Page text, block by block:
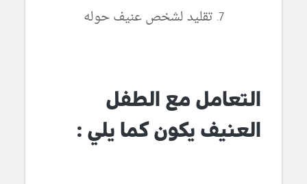
تقليد لشخص عنيف حوله
التعامل مع الطفل
العنيف يكون كما يلي :